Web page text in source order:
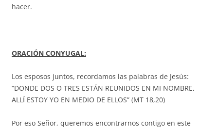
hacer.
ORACIÓN CONYUGAL:
Los esposos juntos, recordamos las palabras de Jesús:
“DONDE DOS O TRES ESTÁN REUNIDOS EN MI NOMBRE,
ALLÍ ESTOY YO EN MEDIO DE ELLOS” (MT 18,20)
Por eso Señor, queremos encontrarnos contigo en este